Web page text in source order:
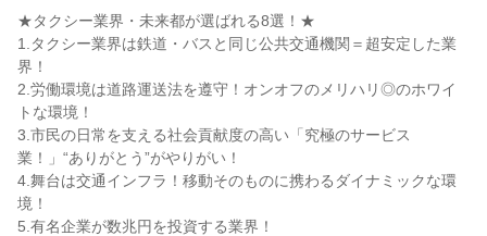
★タクシー業界・未来都が選ばれる8選！★
1.タクシー業界は鉄道・バスと同じ公共交通機関＝超安定した業
界！
2.労働環境は道路運送法を遵守！オンオフのメリハリ◎のホワイ
トな環境！
3.市民の日常を支える社会貢献度の高い「究極のサービス
業！」“ありがとう”がやりがい！
4.舞台は交通インフラ！移動そのものに携わるダイナミックな環
境！
5.有名企業が数兆円を投資する業界！